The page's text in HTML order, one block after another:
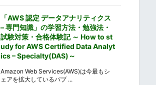
「AWS 認定 データアナリティクス
– 専門知識」の学習方法・勉強法・
試験対策・合格体験記 ～ How to st
udy for AWS Certified Data Analyt
ics – Specialty(DAS)～
Amazon Web Services(AWS)は今最もシ
ェアを拡大しているパブ ...